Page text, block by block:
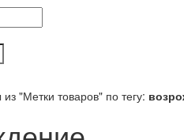
"Метки товаров" по тегу: